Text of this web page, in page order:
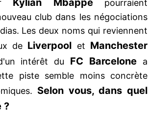
Kylian Mbappépourraient
club dans les négociations
Les deux noms qui reviennent
de Liverpool et Manchester
intérêt du FC Barcelone a
piste semble moins concrète
Selon vous, dans quel
?